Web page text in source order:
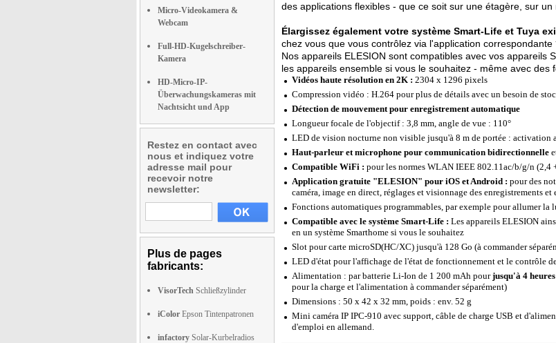
Micro-Videokamera &
Webcam
Full-HD-Kugelschreiber-
Kamera
HD-Micro-IP-
Überwachungskameras mit
Nachtsicht und App
Restez en contact avec
nous et indiquez votre
adresse mail pour
recevoir notre
newsletter:
Plus de pages
fabricants:
VisorTech Schließzylinder
iColor Epson Tintenpatronen
infactory Solar-Kurbelradios
des applications flexibles - que ce soit sur une étagère, sur
Élargissez également votre système Smart-Life et Tuya
chez vous que vous contrôlez via l'application
Nos appareils ELESION sont compatibles avec vos appareils
les appareils ensemble si vous le souhaitez - même avec des
Vidéos haute résolution en 2K : 2304 x 1296 pixels
Compression vidéo : H.264 pour plus de détails avec un besoin de
Détection de mouvement pour enregistrement automatique
Longueur focale de l'objectif : 3,8 mm, angle de vue : 110°
LED de vision nocturne non visible jusqu'à 8 m de portée : activation
Haut-parleur et microphone pour communication bidirectionnelle
Compatible WiFi : pour les normes WLAN IEEE 802.11ac/b/g/n (2,4
Application gratuite "ELESION" pour iOS et Android : pour des
caméra, image en direct, réglages et visionnage des enregistrements
Fonctions automatiques programmables, par exemple pour allumer la
Compatible avec le système Smart-Life : Les appareils ELESION
en un système Smarthome si vous le souhaitez
Slot pour carte microSD(HC/XC) jusqu'à 128 Go (à commander
LED d'état pour l'affichage de l'état de fonctionnement et le contrôle
Alimentation : par batterie Li-Ion de 1 200 mAh pourjusqu'à 4
pour la charge et l'alimentation à commander séparément)
Dimensions : 50 x 42 x 32 mm, poids : env. 52 g
Mini caméra IP IPC-910 avec support, câble de charge USB et
d'emploi en allemand.